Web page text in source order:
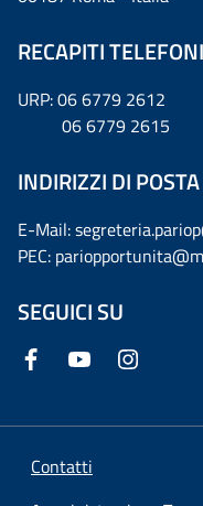
RECAPITI
URP: 06 6779 2612
06 6779 2615
INDIRIZZI DI
E-Mail:
PEC:
SEGUICI SU
Contatti